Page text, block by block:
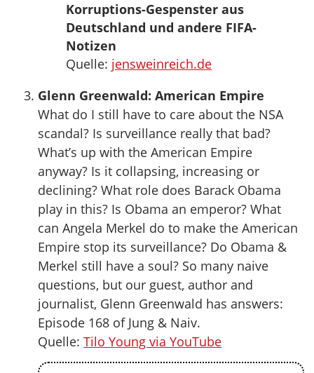
Korruptions-Gespenster aus
Deutschland und andere FIFA-
Notizen
Quelle: jensweinreich.de
Glenn Greenwald: American Empire
What do I still have to care about the NSA
scandal? Is surveillance really that bad?
What’s up with the American Empire
anyway? Is it collapsing, increasing or
declining? What role does Barack Obama
play in this? Is Obama an emperor? What
can Angela Merkel do to make the American
Empire stop its surveillance? Do Obama &
Merkel still have a soul? So many naive
questions, but our guest, author and
journalist, Glenn Greenwald has answers:
Episode 168 of Jung & Naiv.
Quelle: Tilo Young via YouTube